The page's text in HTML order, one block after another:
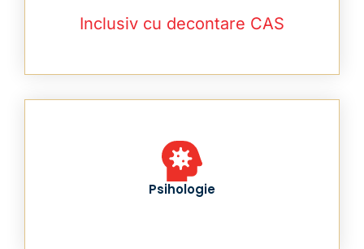
Inclusiv cu decontare CAS
Psihologie